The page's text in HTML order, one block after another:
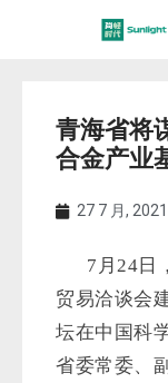
青海省将
合金产业
27 7 月, 2021
7月24 日
贸易洽谈会
坛在中国科
省委常委、